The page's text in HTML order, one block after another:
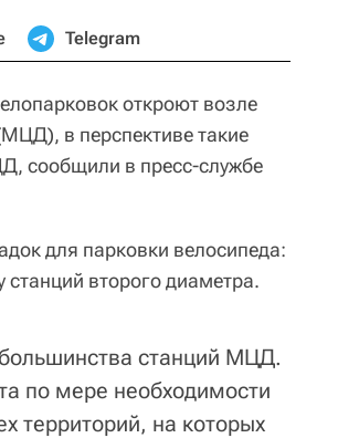
Telegram
откроют возле
в перспективе такие
сообщили в пресс-службе
для парковки велосипеда:
второго диаметра.
станций МЦД.
по мере необходимости
территорий, на которых